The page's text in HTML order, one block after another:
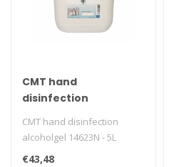
CMT hand
disinfection
alcoholgel 14623N - 5L
CMT hand disinfection
alcoholgel 14623N - 5L
€43,48